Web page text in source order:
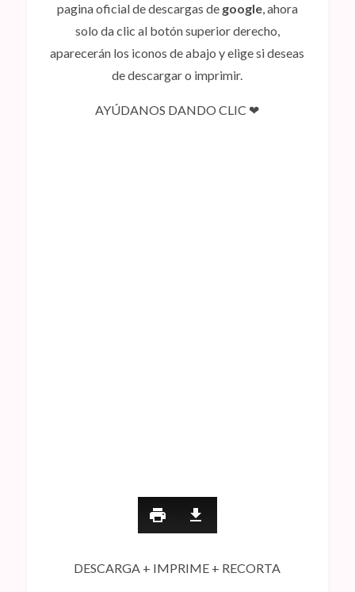
pagina oficial de descargas de google, ahora
solo da clic al botón superior derecho,
aparecerán los iconos de abajo y elige si deseas
de descargar o imprimir.
AYÚDANOS DANDO CLIC ❤
DESCARGA + IMPRIME + RECORTA